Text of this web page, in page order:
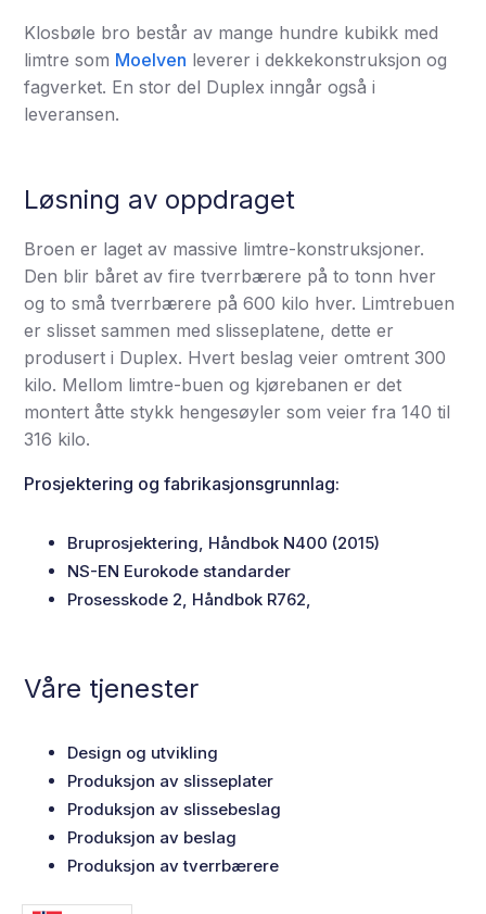
Klosbøle bro består av mange hundre kubikk med
limtre som Moelven leverer i dekkekonstruksjon og
fagverket. En stor del Duplex inngår også i
leveransen.
Løsning av oppdraget
Broen er laget av massive limtre-konstruksjoner.
Den blir båret av fire tverrbærere på to tonn hver
og to små tverrbærere på 600 kilo hver. Limtrebuen
er slisset sammen med slisseplatene, dette er
produsert i Duplex. Hvert beslag veier omtrent 300
kilo. Mellom limtre-buen og kjørebanen er det
montert åtte stykk hengesøyler som veier fra 140 til
316 kilo.
Prosjektering og fabrikasjonsgrunnlag:
Bruprosjektering, Håndbok N400 (2015)
NS-EN Eurokode standarder
Prosesskode 2, Håndbok R762,
Våre tjenester
Design og utvikling
Produksjon av slisseplater
Produksjon av slissebeslag
Produksjon av beslag
Produksjon av tverrbærere